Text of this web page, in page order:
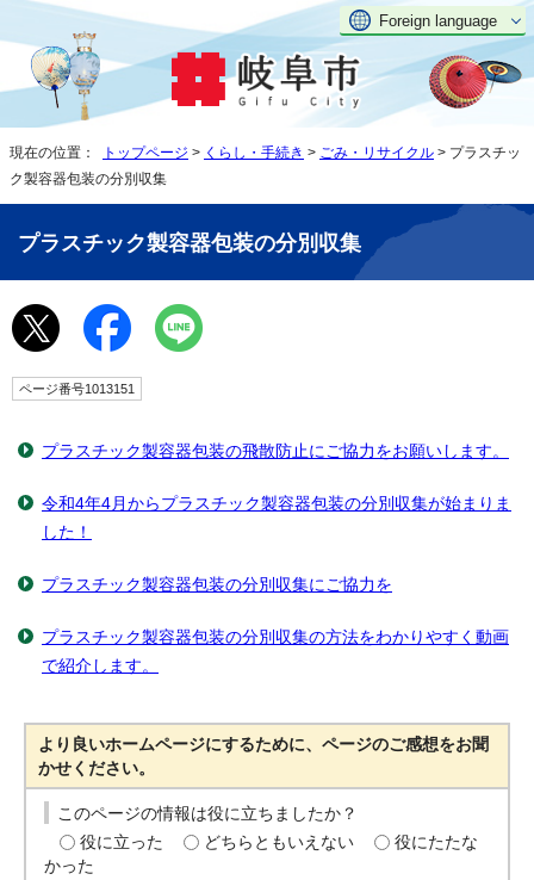
Foreign language
現在の位置： トップページ > くらし・手続き > ごみ・リサイクル > プラスチッ
ク製容器包装の分別収集
プラスチック製容器包装の分別収集
ページ番号1013151
プラスチック製容器包装の飛散防止にご協力をお願いします。
令和4年4月からプラスチック製容器包装の分別収集が始まりま
した！
プラスチック製容器包装の分別収集にご協力を
プラスチック製容器包装の分別収集の方法をわかりやすく動画
で紹介します。
より良いホームページにするために、ページのご感想をお聞
かせください。
このページの情報は役に立ちましたか？
役に立った
どちらともいえない
役にたたな
かった